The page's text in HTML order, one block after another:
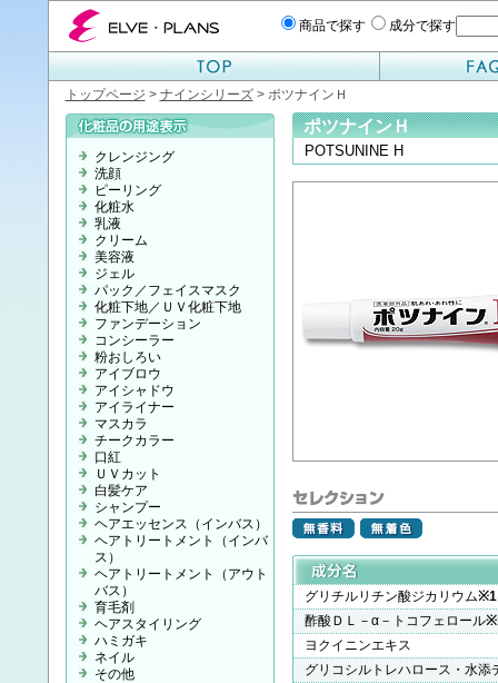
エルベプランズ ELVE-PLANS
商品で探す 成分で探す
トップページ > ナインシリーズ> ポツナインＨ
ポツナインＨ
POTSUNINE H
グリチルリチン酸ジカリウム※1
酢酸ＤＬ－α－トコフェロール
ヨクイニンエキス
グリコシルトレハロース・水添
クレンジング
洗顔
ピーリング
化粧水
乳液
クリーム
美容液
ジェル
パック／フェイスマスク
化粧下地／ＵＶ化粧下地
ファンデーション
コンシーラー
粉おしろい
アイブロウ
アイシャドウ
アイライナー
マスカラ
チークカラー
口紅
ＵＶカット
白髪ケア
シャンプー
ヘアエッセンス（インバス）
ヘアトリートメント（インバ
ス）
ヘアトリートメント（アウト
バス）
育毛剤
ヘアスタイリング
ハミガキ
ネイル
その他